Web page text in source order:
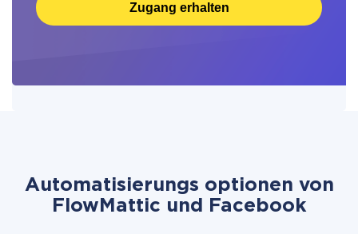
Zugang erhalten
Automatisierungs optionen von
FlowMattic und Facebook